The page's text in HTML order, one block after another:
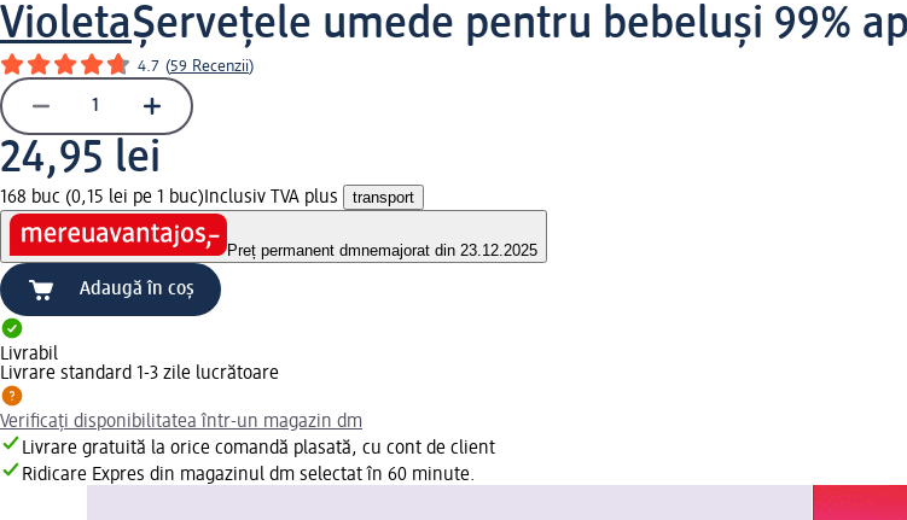
VioletaȘervețele umede pentru bebeluși 99%
4.7 (59 Recenzii)
24,95 lei
168 buc (0,15 lei pe 1 buc) Inclusiv TVA plus transport
Preț permanent dmnemajorat din 23.12.2025
Adaugă în coș
Livrabil
Livrare standard 1-3 zile lucrătoare
Verificați disponibilitatea într-un magazin dm
Livrare gratuită la orice comandă plasată, cu cont de client
Ridicare Expres din magazinul dm selectat în 60 minute.